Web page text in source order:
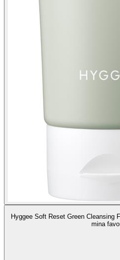
Hyggee Soft Reset Green Cleansing
mina